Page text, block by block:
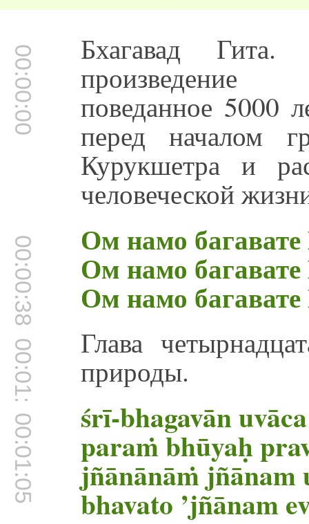
00:00:00 Бхагавад
произведение
поведанное 5000
перед началом
Курукшетра и
человеческой
00:00:38 Ом намо багавате
Ом намо багавате
Ом намо багавате
00:01:00 Глава
природы.
00:01:05 śrī-bhagavān uvāca
paraṁ bhūyaḥ
jñānānāṁ jñānam
bhavato ’jñānam